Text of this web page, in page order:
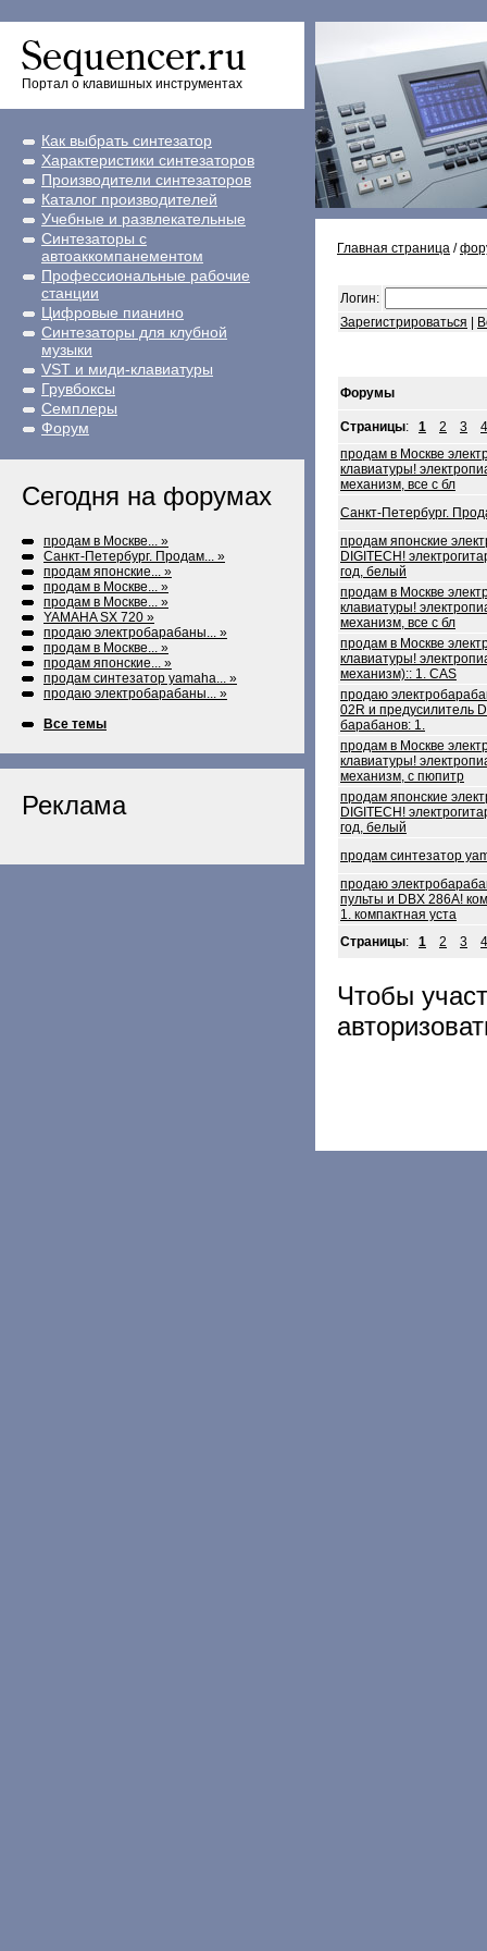
Портал о клавишных инструментах
Как выбрать синтезатор
Характеристики синтезаторов
Производители синтезаторов
Каталог производителей
Учебные и развлекательные
Синтезаторы с
автоаккомпанементом
Профессиональные рабочие
станции
Цифровые пианино
Синтезаторы для клубной
музыки
VST и миди-клавиатуры
Грувбоксы
Семплеры
Форум
Сегодня на форумах
продам в Москве... »
Санкт-Петербург. Продам... »
продам японские... »
продам в Москве... »
продам в Москве... »
YAMAHA SX 720 »
продаю электробарабаны... »
продам в Москве... »
продам японские... »
продам синтезатор yamaha... »
продаю электробарабаны... »
Все темы
Реклама
Главная страница /
Логин:
Зарегистрироваться
Форумы
Страницы: 1 2 3
4
продам в Москве
клавиатуры!
механизм, все с бл
Санкт-Петербург.
продам японские
DIGITECH!
год, белый
продам в Москве
клавиатуры!
механизм, все с бл
продам в Москве
клавиатуры!
механизм):: 1. CAS
продаю
02R и предусилитель
барабанов: 1.
продам в Москве
клавиатуры!
механизм, с пюпитр
продам японские
DIGITECH!
год, белый
продам синтезатор
продаю
пульты и DBX 286A!
1. компактная уста
Страницы: 1 2 3 4
Чтобы